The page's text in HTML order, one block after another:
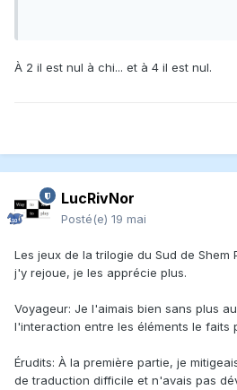
À 2 il est nul à chi... et à 4 il est nul.
LucRivNor
Posté(e) 19 mai
Les jeux de la trilogie du Sud de Shem
j'y rejoue, je les apprécie plus.
Voyageur: Je l'aimais bien sans plus
l'interaction entre les éléments le faits
Érudits: À la première partie, je
de traduction difficile et n'avais pas